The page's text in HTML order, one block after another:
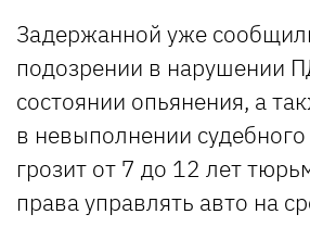
Задержанной уже
подозрении в нарушении
состоянии опьянения, а
в невыполнении
грозит от 7 до 12 лет
права управлять авто на